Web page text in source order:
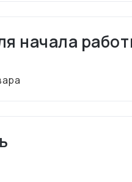
начала